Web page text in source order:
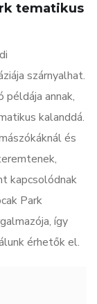
tematikus
szárnyalhat.
annak,
kalanddá.
és
kapcsolódnak
Park
így
érhetők el.